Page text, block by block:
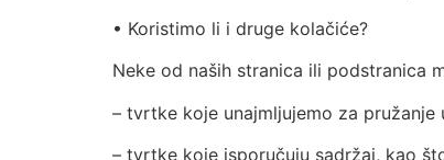
• Koristimo li i druge kolačiće?
Neke od naših stranica ili podstranica
– tvrtke koje unajmljujemo za
– tvrtke koje isporučuju sadržaj, kao